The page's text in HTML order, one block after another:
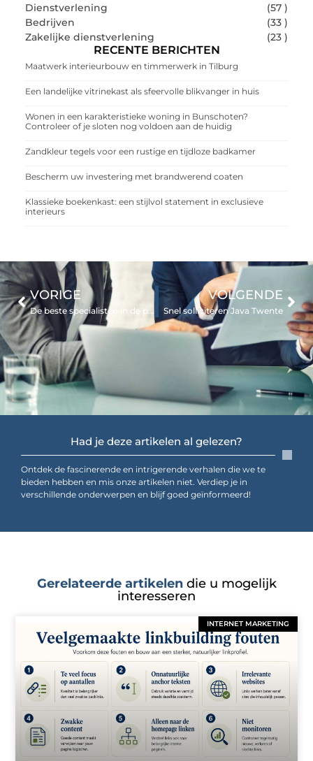
Dienstverlening
(57 )
Bedrijven
(33 )
Zakelijke dienstverlening
(23 )
RECENTE BERICHTEN
Maatwerk interieurbouw en timmerwerk in Tilburg
Een landelijke vitrinekast als sfeervolle blikvanger in huis
Wonen in een karakteristieke woning in Bunschoten?
Controleer of je sloten nog voldoen aan de huidig
Zandkleur tegels voor een rustige en tijdloze badkamer
Bescherm uw investering met brandwerend coaten
Klassieke boekenkast: een stijlvol statement in exclusieve
interieurs
Had je deze artikelen al gelezen?
Ontdek de fascinerende en intrigerende verhalen die we te
bieden hebben en mis onze artikelen niet. Verdiep je in
verschillende onderwerpen en blijf goed geïnformeerd!
VORIGE
De beste specialisten in de psychologie
VOLGENDE
Snel solliciteren Java Twente
Gerelateerde artikelendie u mogelijk
interesseren
INTERNET MARKETING